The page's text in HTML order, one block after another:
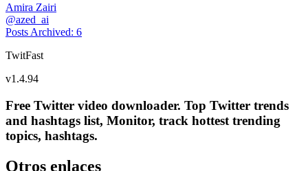
Amira Zairi
@azed_ai
Posts Archived: 6
TwitFast
v1.4.94
Free Twitter video downloader. Top Twitter trends
and hashtags list, Monitor, track hottest trending
topics, hashtags.
Otros enlaces